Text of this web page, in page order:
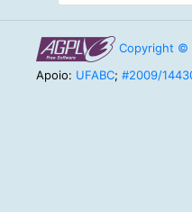
Copyright ©
Apoio: UFABC; #2009/